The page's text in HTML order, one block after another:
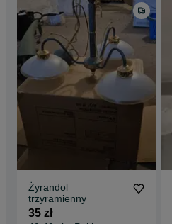
Żyrandol
trzyramienny
35 zł